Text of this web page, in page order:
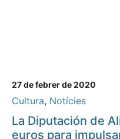
27 de febrer de 2020
Cultura, Notícies
La Diputación de
euros para